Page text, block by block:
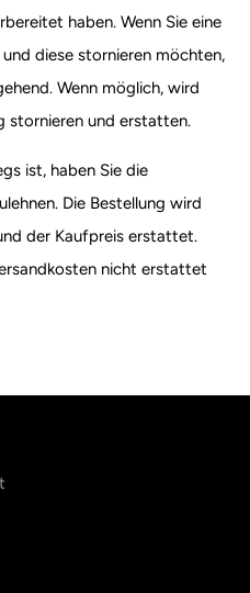
haben. Wenn Sie eine
diese stornieren möchten,
Wenn möglich, wird
stornieren und erstatten.
ist, haben Sie die
Die Bestellung wird
der Kaufpreis erstattet.
nicht erstattet